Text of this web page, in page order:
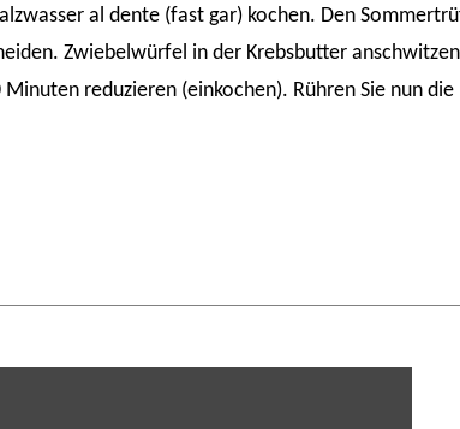
al dente (fast gar) kochen. Den
Zwiebelwürfel in der Krebsbutter
reduzieren (einkochen). Rühren Sie nun